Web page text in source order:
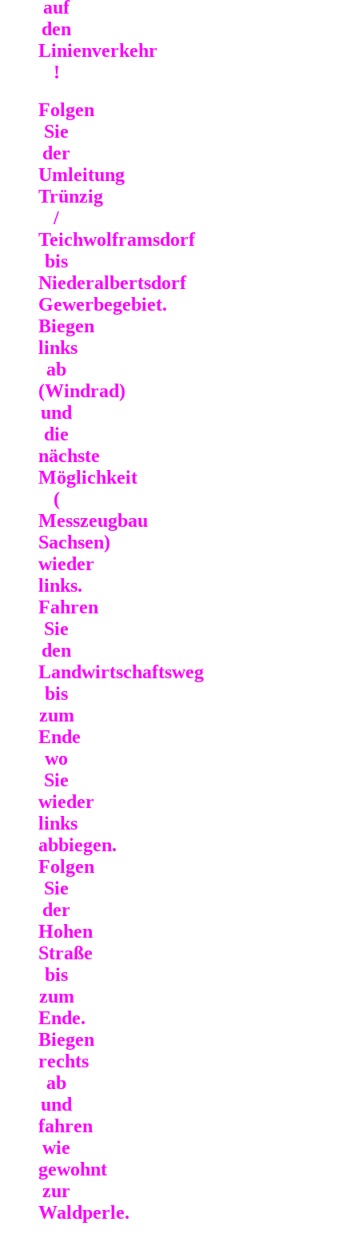
auf
den
Linienverkehr
!
Folgen
Sie
der
Umleitung
Trünzig
/
Teichwolframsdorf
bis
Niederalbertsdorf
Gewerbegebiet.
Biegen
links
ab
(Windrad)
und
die
nächste
Möglichkeit
(
Messzeugbau
Sachsen)
wieder
links.
Fahren
Sie
den
Landwirtschaftsweg
bis
zum
Ende
wo
Sie
wieder
links
abbiegen.
Folgen
Sie
der
Hohen
Straße
bis
zum
Ende.
Biegen
rechts
ab
und
fahren
wie
gewohnt
zur
Waldperle.